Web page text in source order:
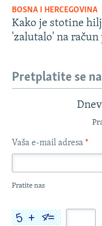
BOSNA I HERCEGOVINA
Kako je stotine
'zalutalo' na račun
Pretplatite se
Vaša e-mail adresa *
Pratite nas